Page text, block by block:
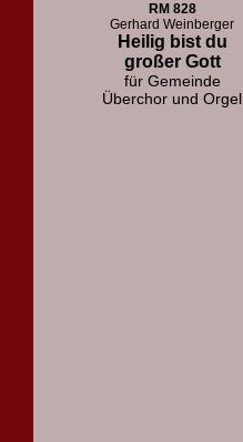
RM 828
Gerhard Weinberger
Heilig bist du
großer Gott
für Gemeinde
Überchor und Orgel